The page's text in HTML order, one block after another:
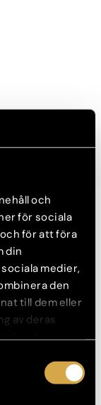
och
för sociala
för att föra
din
medier,
den
till dem eller
av deras
du